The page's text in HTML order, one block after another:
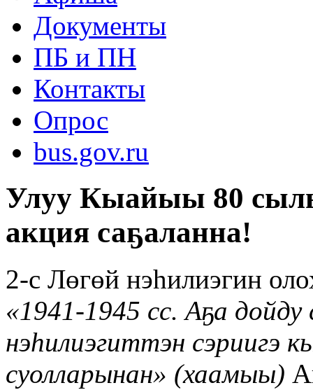
Документы
ПБ и ПН
Контакты
Опрос
bus.gov.ru
Улуу Кыайыы 80
акция саҕаланна!
2-с Лөгөй нэһилиэгин
«1941-1945 сс. Аҕа
нэһилиэгиттэн
суолларынан» (хаамыы)